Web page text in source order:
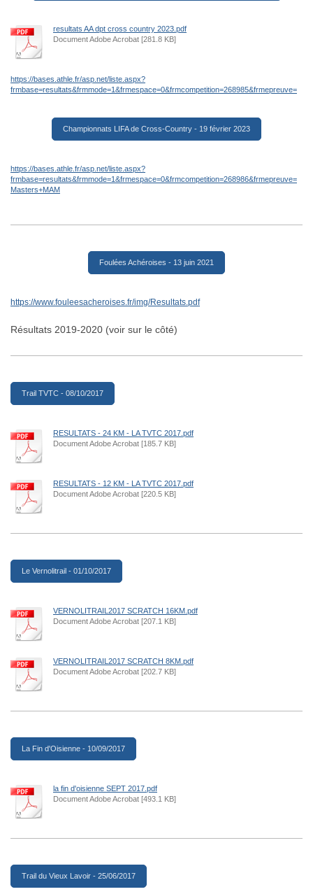
resultats AA dpt cross country 2023.pdf
Document Adobe Acrobat [281.8 KB]
https://bases.athle.fr/asp.net/liste.aspx?
frmbase=resultats&frmmode=1&frmespace=0&frmcompetition=268985&frmepreuve=
Championnats LIFA de Cross-Country - 19 février 2023
https://bases.athle.fr/asp.net/liste.aspx?
frmbase=resultats&frmmode=1&frmespace=0&frmcompetition=268986&frmepreuve=
Masters+MAM
Foulées Achéroises - 13 juin 2021
https://www.fouleesacheroises.fr/img/Resultats.pdf
Résultats 2019-2020 (voir sur le côté)
Trail TVTC - 08/10/2017
RESULTATS - 24 KM - LA TVTC 2017.pdf
Document Adobe Acrobat [185.7 KB]
RESULTATS - 12 KM - LA TVTC 2017.pdf
Document Adobe Acrobat [220.5 KB]
Le Vernolitrail - 01/10/2017
VERNOLITRAIL2017 SCRATCH 16KM.pdf
Document Adobe Acrobat [207.1 KB]
VERNOLITRAIL2017 SCRATCH 8KM.pdf
Document Adobe Acrobat [202.7 KB]
La Fin d'Oisienne - 10/09/2017
la fin d'oisienne SEPT 2017.pdf
Document Adobe Acrobat [493.1 KB]
Trail du Vieux Lavoir - 25/06/2017